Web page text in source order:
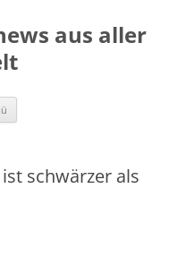
aus aller
schwärzer als